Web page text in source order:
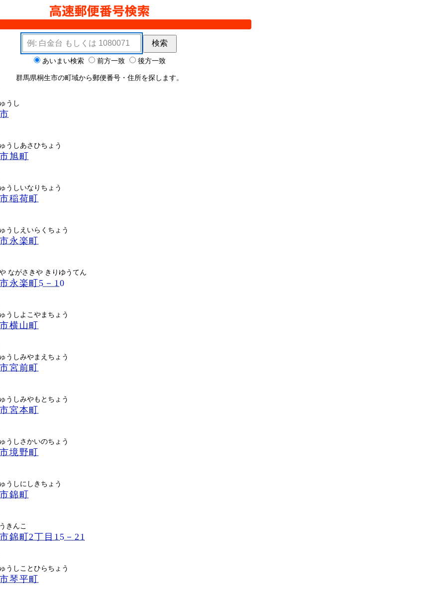
検索キーワード
検索
あいまい検索 前方一致 後方一致
群馬県桐生市の町域から郵便番号・住所を探します。
うし
うしあさひちょう
旭町
うしいなりちょう
稲荷町
うしえいらくちょう
永楽町
ながさきや きりゆうてん
永楽町5－10
うしよこやまちょう
横山町
うしみやまえちょう
宮前町
うしみやもとちょう
宮本町
うしさかいのちょう
境野町
うしにしきちょう
錦町
きんこ
錦町2丁目15－21
うしことひらちょう
琴平町